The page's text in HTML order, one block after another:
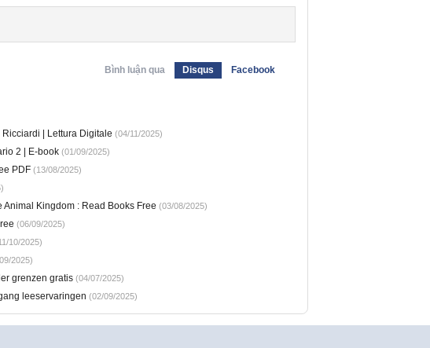
Bình luận qua Disqus Facebook
| Lettura Digitale (04/11/2025)
2 | E-book(01/09/2025)
PDF(13/08/2025)
Animal Kingdom : Read Books Free (03/08/2025)
(06/09/2025)
10/2025)
2025)
grenzen gratis(04/07/2025)
leeservaringen (02/09/2025)